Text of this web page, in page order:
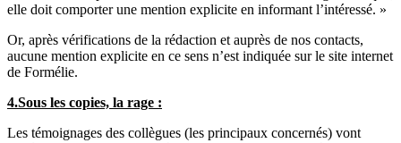
elle doit comporter une mention explicite en informant l’intéressé. »
Or, après vérifications de la rédaction et auprès de nos contacts,
aucune mention explicite en ce sens n’est indiquée sur le site internet
de Formélie.
4.Sous les copies, la rage :
Les témoignages des collègues (les principaux concernés) vont